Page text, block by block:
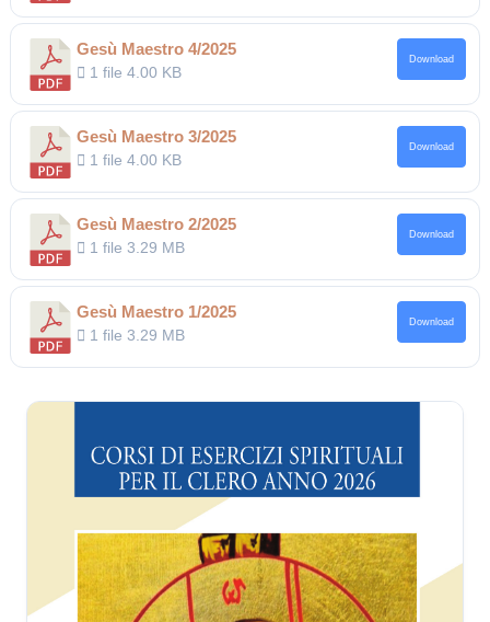
Gesù Maestro 4/2025
1 file4.00 KB
Download
Gesù Maestro 3/2025
1 file4.00 KB
Download
Gesù Maestro 2/2025
1 file3.29 MB
Download
Gesù Maestro 1/2025
1 file3.29 MB
Download